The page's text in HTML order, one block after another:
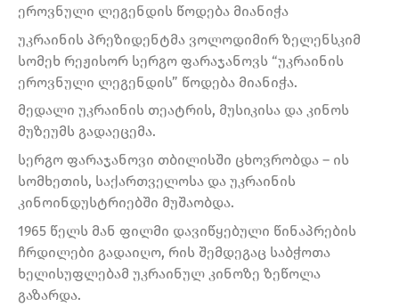
ეროვნული ლეგენდის წოდება მიანიჭა
უკრაინის პრეზიდენტმა ვოლოდიმირ ზელენსკიმ
სომეხ რეჟისორ სერგო ფარაჯანოვს “უკრაინის
ეროვნული ლეგენდის” წოდება მიანიჭა.
მედალი უკრაინის თეატრის, მუსიკისა და კინოს
მუზეუმს გადაეცემა.
სერგო ფარაჯანოვი თბილისში ცხოვრობდა – ის
სომხეთის, საქართველოსა და უკრაინის
კინოინდუსტრიებში მუშაობდა.
1965 წელს მან ფილმი დავიწყებული წინაპრების
ჩრდილები გადაიღო, რის შემდეგაც საბჭოთა
ხელისუფლებამ უკრაინულ კინოზე ზეწოლა
გაზარდა.